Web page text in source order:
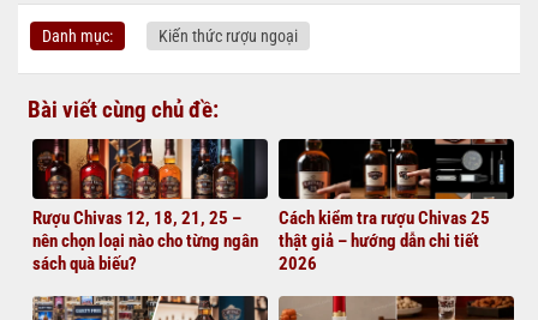
Danh mục: Kiến thức rượu ngoại
Bài viết cùng chủ đề:
Rượu Chivas 12, 18, 21, 25 –
nên chọn loại nào cho từng ngân
sách quà biếu?
Cách kiểm tra rượu Chivas 25
thật giả – hướng dẫn chi tiết
2026